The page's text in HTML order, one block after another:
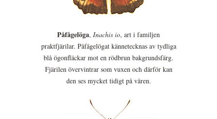
Påfågelöga, Inachis io, art i familjen
praktfjärilar. Påfågelögat kännetecknas av tydliga
blå ögonfläckar mot en rödbrun bakgrundsfärg.
Fjärilen övervintrar som vuxen och därför kan
den ses mycket tidigt på våren.